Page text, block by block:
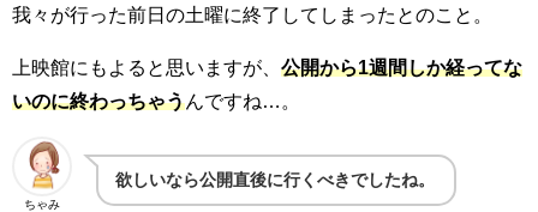
我々が行った前日の土曜に終了してしまったとのこと。
上映館にもよると思いますが、 公開から1週間しか経ってな
いのに終わっちゃうんですね…。
ちゃみ
欲しいなら公開直後に行くべきでしたね。